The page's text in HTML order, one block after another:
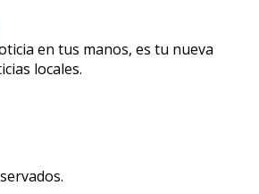
en tus manos, es tu nueva
locales.